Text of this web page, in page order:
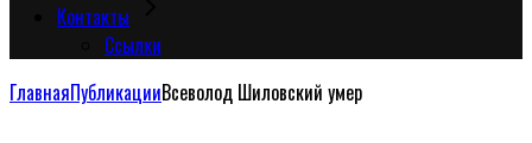
Контакты
Сcылки
ГлавнаяПубликацииВсеволод Шиловский умер